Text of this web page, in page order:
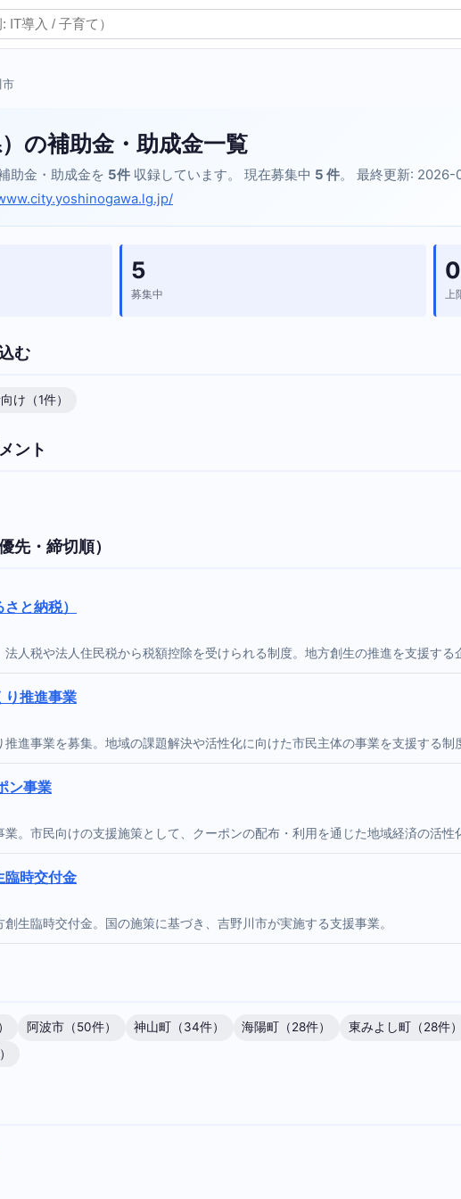
市
の補助金・助成金一覧
助金・助成金を 5件 収録しています。 現在募集中 5 件。 最終更新: 2026-
5
募集中
0
上
む
け（1件）
ント
先・締切順）
と納税）
人税や法人住民税から税額控除を受けられる制度。地方創生の推進を支援する
り推進事業
進事業を募集。地域の課題解決や活性化に向けた市民主体の事業を支援する制
ン事業
。市民向けの支援施策として、クーポンの配布・利用を通じた地域経済の活性
臨時交付金
生臨時交付金。国の施策に基づき、吉野川市が実施する支援事業。
阿波市（50件） 神山町（34件） 海陽町（28件） 東みよし町（28件）